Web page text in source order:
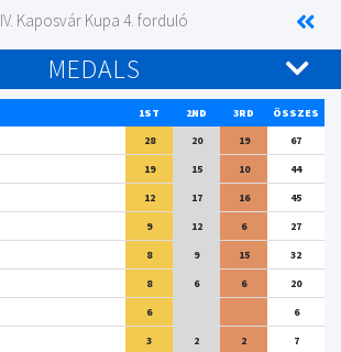
IV. Kaposvár Kupa 4. forduló
MEDALS
1ST 2ND 3RD
ÖSSZES
28 20 19
67
19 15 10
44
12 17 16
45
9 12 6
27
8 9 15
32
8 6 6
20
6
6
3 2 2
7